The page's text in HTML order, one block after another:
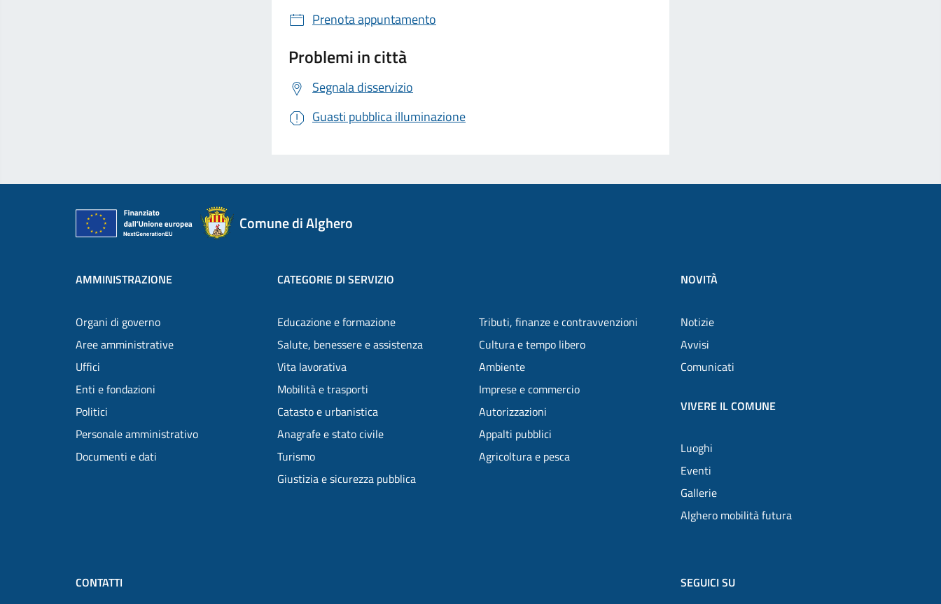
Prenota appuntamento
Problemi in città
Segnala disservizio
Guasti pubblica illuminazione
Comune di Alghero
AMMINISTRAZIONE
Organi di governo
Aree amministrative
Uffici
Enti e fondazioni
Politici
Personale amministrativo
Documenti e dati
CATEGORIE DI SERVIZIO
Educazione e formazione
Salute, benessere e assistenza
Vita lavorativa
Mobilità e trasporti
Catasto e urbanistica
Anagrafe e stato civile
Turismo
Giustizia e sicurezza pubblica
Tributi, finanze e contravvenzioni
Cultura e tempo libero
Ambiente
Imprese e commercio
Autorizzazioni
Appalti pubblici
Agricoltura e pesca
NOVITÀ
Notizie
Avvisi
Comunicati
VIVERE IL COMUNE
Luoghi
Eventi
Gallerie
Alghero mobilità futura
CONTATTI SEGUICI SU